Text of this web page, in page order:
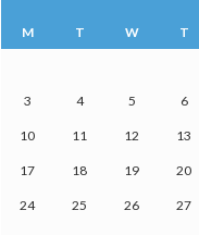
M T W T
3 4 5 6
10 11 12 13
17 18 19 20
24 25 26 27